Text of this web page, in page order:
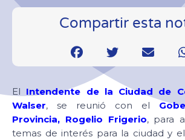
Compartir esta
El Intendente de la Ciudad de
Walser, se reunió con el
Provincia, Rogelio Frigerio, para
temas de interés para la ciudad y